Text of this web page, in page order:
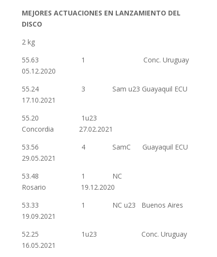
MEJORES ACTUACIONES EN LANZAMIENTO DEL
DISCO
2 kg
55.63 1 Conc. Uruguay
05.12.2020
55.24 3 Sam u23 Guayaquil ECU
17.10.2021
55.20 1u23
Concordia 27.02.2021
53.56 4 SamC Guayaquil ECU
29.05.2021
53.48 1 NC
Rosario 19.12.2020
53.33 1 NC u23 Buenos Aires
19.09.2021
52.25 1u23 Conc. Uruguay
16.05.2021